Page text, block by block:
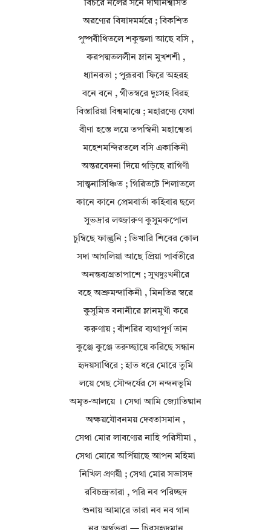
বিচরে নলের সনে দীর্ঘনিশ্বসিত
অরণ্যের বিষাদমর্মরে ; বিকশিত
পুষ্পবীথিতলে শকুন্তলা আছে বসি ,
করপদ্মতললীন ম্লান মুখশশী ,
ধ্যানরতা ; পুরূরবা ফিরে অহরহ
বনে বনে , গীতস্বরে দুঃসহ বিরহ
বিস্তারিয়া বিশ্বমাঝে ; মহারণ্যে যেথা
বীণা হস্তে লয়ে তপস্বিনী মহাশ্বেতা
মহেশমন্দিরতলে বসি একাকিনী
অন্তরবেদনা দিয়ে গড়িছে রাগিণী
সান্ত্বনাসিঞ্চিত ; গিরিতটে শিলাতলে
কানে কানে প্রেমবার্তা কহিবার ছলে
সুভদ্রার লজ্জারুণ কুসুমকপোল
চুম্বিছে ফাল্গুনি ; ভিখারি শিবের কোল
সদা আগলিয়া আছে প্রিয়া পার্বতীরে
অনন্তব্যগ্রতাপাশে ; সুখদুঃখনীরে
বহে অশ্রুমন্দাকিনী , মিনতির স্বরে
কুসুমিত বনানীরে ম্লানমুখী করে
করুণায় ; বাঁশরির ব্যথাপূর্ণ তান
কুঞ্জে কুঞ্জে তরুচ্ছায়ে করিছে সন্ধান
হৃদয়সাথিরে ; হাত ধরে মোরে তুমি
লয়ে গেছ সৌন্দর্যের সে নন্দনভূমি
অমৃত-আলয়ে । সেথা আমি জ্যোতিষ্মান
অক্ষয়যৌবনময় দেবতাসমান ,
সেথা মোর লাবণ্যের নাহি পরিসীমা ,
সেথা মোরে অর্পিয়াছে আপন মহিমা
নিখিল প্রণয়ী ; সেথা মোর সভাসদ
রবিচন্দ্রতারা , পরি নব পরিচ্ছদ
শুনায় আমারে তারা নব নব গান